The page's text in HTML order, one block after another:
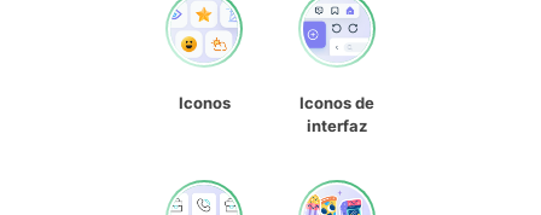
Iconos
Iconos de
interfaz